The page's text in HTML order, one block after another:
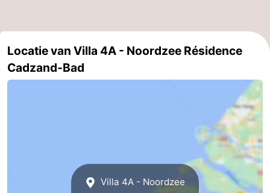
Nieuwvliet
-
Retranchement
Locatie van Villa 4A - Noordzee Résidence
Cadzand-Bad
Villa 4A - Noordzee